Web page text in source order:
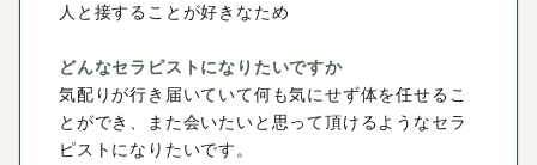
人と接することが好きなため
どんなセラピストになりたいですか
気配りが行き届いていて何も気にせず体を任せるこ
とができ、また会いたいと思って頂けるようなセラ
ピストになりたいです。